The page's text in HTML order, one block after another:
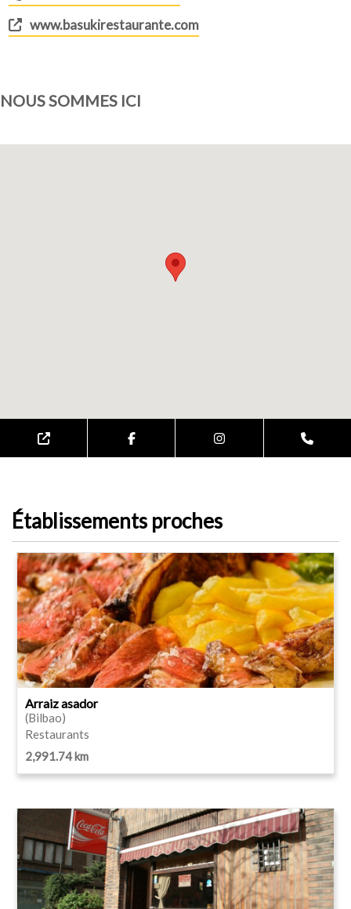
www.basukirestaurante.com
NOUS SOMMES ICI
Établissements proches
Arraiz asador
(Bilbao)
Restaurants
2,991.74 km